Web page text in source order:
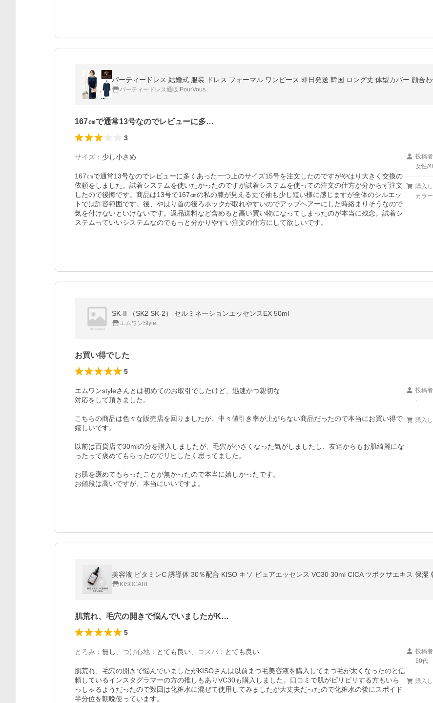
パーティードレス通販!PourVous
167㎝で通常13号なのでレビューに多…
3
サイズ ： 少し小さめ
167㎝で通常13号なのでレビューに多くあった一つ上のサイズ15号を注文したのですがやはり大きく交換の
依頼をしました。試着システムを使いたかったのですが試着システムを使っての注文の仕方が分からず注文
したので後悔です。商品は13号で167㎝の私の膝が見える丈で袖も少し短い様に感じますが全体のシルエッ
トでは許容範囲です。後、やはり首の後ろホックが取れやすいのでアップヘアーにした時絡まりそうなので
気を付けないといけないです。返品送料など含めると高い買い物になってしまったのが本当に残念。試着シ
ステムっていいシステムなのでもっと分かりやすい注文の仕方にして欲しいです。
投稿
女性/
購入
カラ
SK-II （SK2 SK-2） セルミネーションエッセンスEX 50ml
エムワンStyle
お買い得でした
5
エムワンstyleさんとは初めてのお取引でしたけど、迅速かつ親切な
対応をして頂きました。
こちらの商品は色々な販売店を回りましたが、中々値引き率が上がらない商品だったので本当にお買い得で
嬉しいです。
以前は百貨店で30mlの分を購入しましたが、毛穴が小さくなった気がしましたし、友達からもお肌綺麗にな
ったって褒めてもらったのでリピしたく思ってました。
お肌を褒めてもらったことが無かったので本当に嬉しかったです。
お値段は高いですが、本当にいいですよ。
投稿
-
購入
-
KISOCARE
肌荒れ、毛穴の開きで悩んでいましたがK…
5
とろみ ： 無し つけ心地 ： とても良い コスパ ： とても良い
肌荒れ、毛穴の開きで悩んでいましたがKISOさんは以前まつ毛美容液を購入してまつ毛が太くなったのと信
頼しているインスタグラマーの方の推しもありVC30も購入しました。口コミで肌がピリピリする方もいら
っしゃるようだったので数回は化粧水に混ぜて使用してみましたが大丈夫だったので化粧水の後にスポイド
半分位を朝晩使っています。
投稿
50代
購入
-